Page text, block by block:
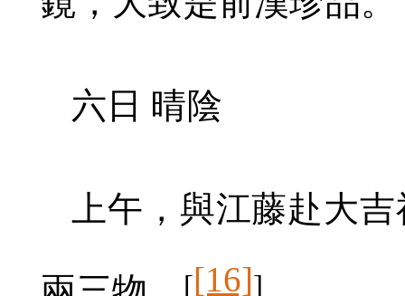
六日 晴陰
上午，與江藤赴大
[[16]]